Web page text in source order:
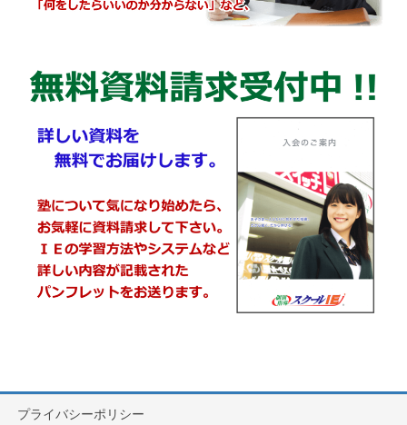
プライバシーポリシー